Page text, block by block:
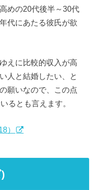
めの20代後半～30代
代にあたる彼氏が欲
えに比較的収入が高
人と結婚したい、と
願いなので、この点
るとも言えます。
）